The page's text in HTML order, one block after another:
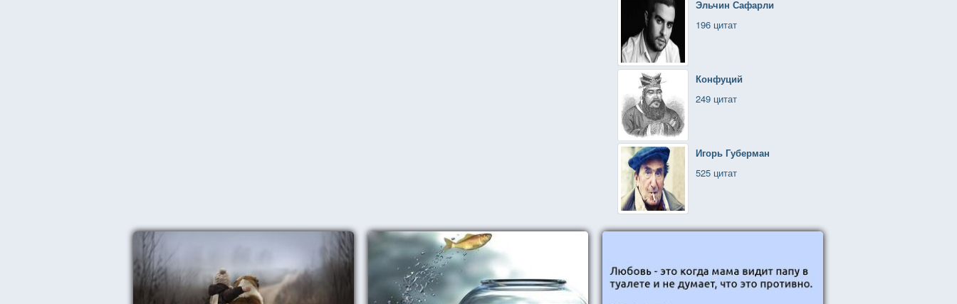
Эльчин Сафарли
196 цитат
Конфуций
249 цитат
Игорь Губерман
525 цитат